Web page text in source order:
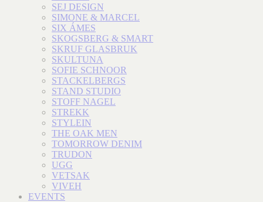
SEJ DESIGN
SIMONE & MARCEL
SIX ÁMES
SKOGSBERG & SMART
SKRUF GLASBRUK
SKULTUNA
SOFIE SCHNOOR
STACKELBERGS
STAND STUDIO
STOFF NAGEL
STREKK
STYLEIN
THE OAK MEN
TOMORROW DENIM
TRUDON
UGG
VETSAK
VIVEH
EVENTS